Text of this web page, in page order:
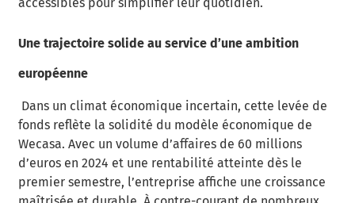
Une trajectoire solide au service d’une ambition
européenne
Dans un climat économique incertain, cette levée de
fonds reflète la solidité du modèle économique de
Wecasa. Avec un volume d’affaires de 60 millions
d’euros en 2024 et une rentabilité atteinte dès le
premier semestre, l’entreprise affiche une croissance